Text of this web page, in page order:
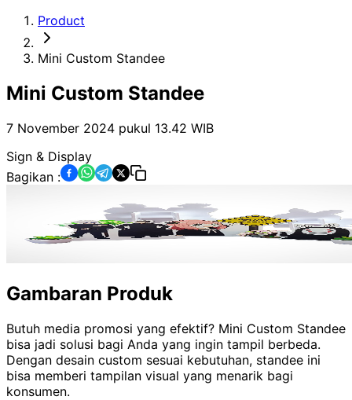
Product
Mini Custom Standee
Mini Custom Standee
7 November 2024 pukul 13.42 WIB
Sign & Display
Bagikan :
Gambaran Produk
Butuh media promosi yang efektif? Mini Custom Standee
bisa jadi solusi bagi Anda yang ingin tampil berbeda.
Dengan desain custom sesuai kebutuhan, standee ini
bisa memberi tampilan visual yang menarik bagi
konsumen.